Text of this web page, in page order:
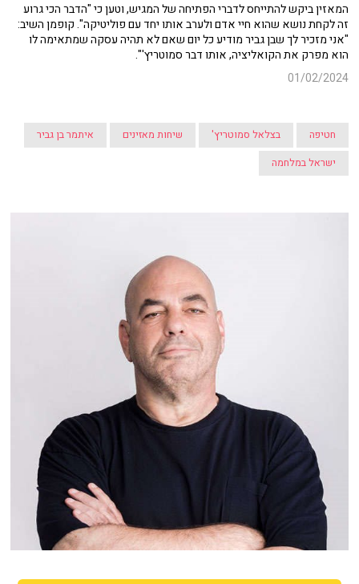
המאזין ביקש להתייחס לדברי הפתיחה של המגיש, וטען כי "הדבר הכי גרוע
זה לקחת נושא שהוא חיי אדם ולערב אותו יחד עם פוליטיקה". קופמן השיב:
"אני מזכיר לך שבן גביר מודיע כל יום שאם לא תהיה עסקה שמתאימה לו
הוא מפרק את הקואליציה, אותו דבר סמוטריץ'".
01/02/2024
חטיפה בצלאל סמוטריץ' שיחות מאזינים
איתמר בן גביר
ישראל במלחמה